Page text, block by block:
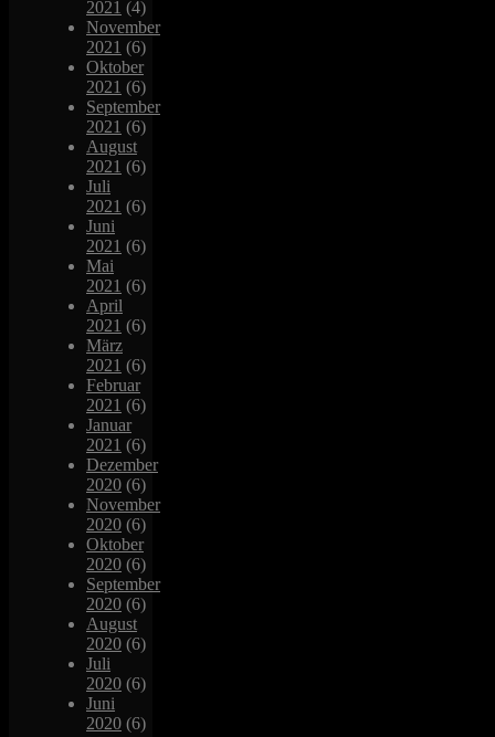
2021 (4)
November
2021 (6)
Oktober
2021 (6)
September
2021 (6)
August
2021 (6)
Juli
2021 (6)
Juni
2021 (6)
Mai
2021 (6)
April
2021 (6)
März
2021 (6)
Februar
2021 (6)
Januar
2021 (6)
Dezember
2020 (6)
November
2020 (6)
Oktober
2020 (6)
September
2020 (6)
August
2020 (6)
Juli
2020 (6)
Juni
2020 (6)